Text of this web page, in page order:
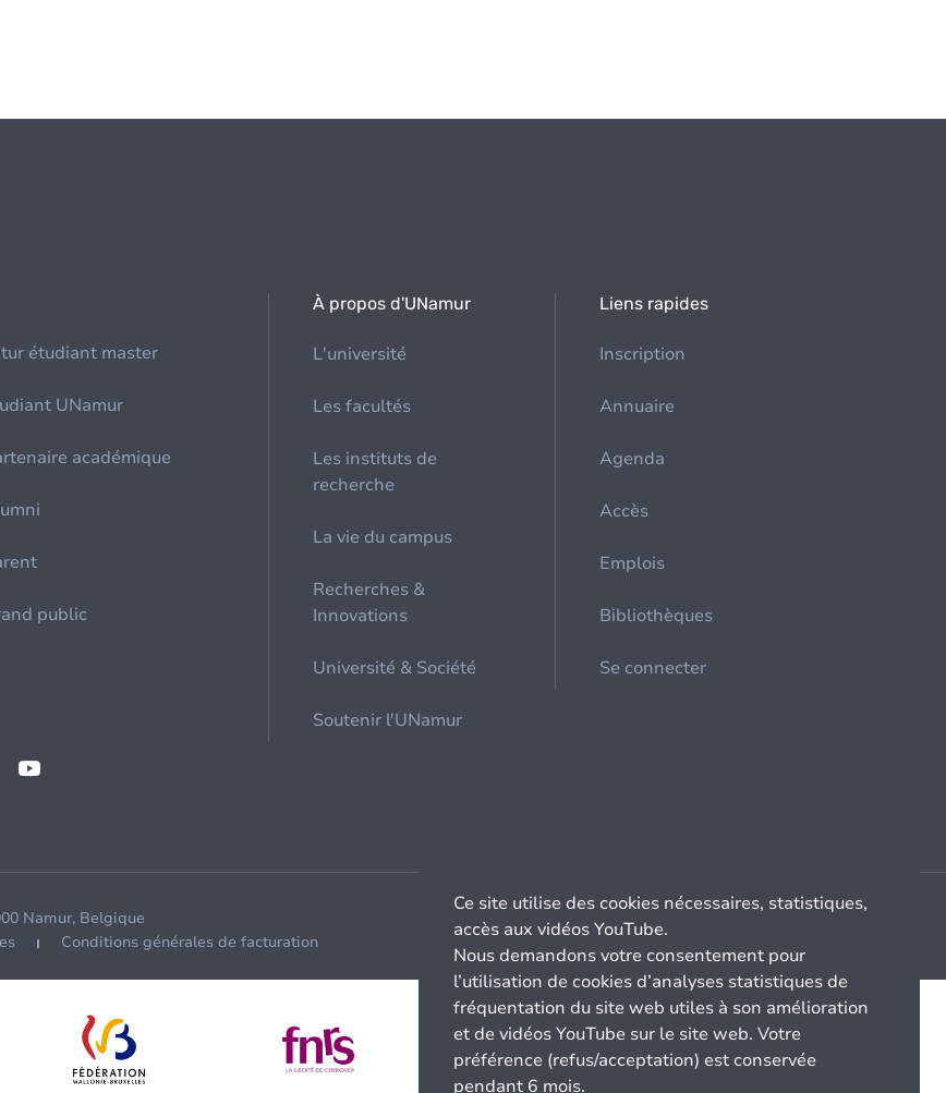
étudiant master
UNamur
académique
public
À propos d'UNamur
L'université
Les facultés
Les instituts de
recherche
La vie du campus
Recherches &
Innovations
Université & Société
Soutenir l'UNamur
Liens rapides
Inscription
Annuaire
Agenda
Accès
Emplois
Bibliothèques
Se connecter
Namur, Belgique
Conditions générales de facturation
Ce site utilise des cookies nécessaires, statistiques,
accès aux vidéos YouTube.
Nous demandons votre consentement pour
l’utilisation de cookies d’analyses statistiques de
fréquentation du site web utiles à son amélioration
et de vidéos YouTube sur le site web. Votre
préférence (refus/acceptation) est conservée
pendant 6 mois.